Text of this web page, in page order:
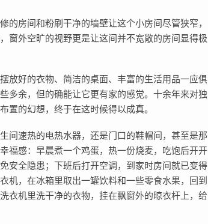
房间和粉刷干净的墙壁让这个小房间尽管狭窄，
窗外空旷的视野更是让这间并不宽敞的房间显得极
放好的衣物、简洁的桌面、丰富的生活用品一应俱
多余，但的确能让它更有家的感觉。十余年来对独
置的幻想，终于在这时候得以成真。
间速热的电热水器，还是门口的鞋帽间，甚至是那
福感：早晨煮一个鸡蛋，热一份烧麦，吃饱后开开
安全隐患；下班后打开空调，到家时房间就已变得
机，在冰箱里取出一罐饮料和一些零食水果，回到
衣机里洗干净的衣物，挂在飘窗外的晾衣杆上，给